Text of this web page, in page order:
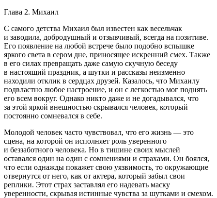
Глава 2. Михаил
С самого детства Михаил был известен как весельчак
и заводила, добродушный и отзывчивый, всегда на позитиве.
Его появление на любой встрече было подобно вспышке
яркого света в сером дне, приносящее искренний смех. Также
в его силах превращать даже самую скучную беседу
в настоящий праздник, а шутки и рассказы неизменно
находили отклик в сердцах друзей. Казалось, что Михаилу
подвластно любое настроение, и он с легкостью мог поднять
его всем вокруг. Однако никто даже и не догадывался, что
за этой яркой внешностью скрывался человек, который
постоянно сомневался в себе.
Молодой человек часто чувствовал, что его жизнь — это
сцена, на которой он исполняет роль уверенного
и беззаботного человека. Но в тишине своих мыслей
оставался один на один с сомнениями и страхами. Он боялся,
что если однажды покажет свою уязвимость, то окружающие
отвернутся от него, как от актера, который забыл свои
реплики. Этот страх заставлял его надевать маску
уверенности, скрывая истинные чувства за шутками и смехом.